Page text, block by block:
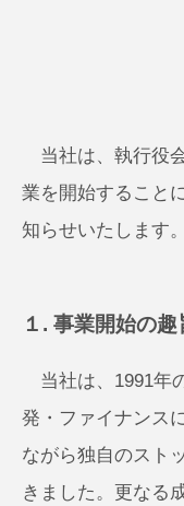
当社は、執行役
業を開始すること
知らせいたします。
１. 事業開始の趣
当社は、1991年
発・ファイナンス
ながら独自のスト
きました。更なる